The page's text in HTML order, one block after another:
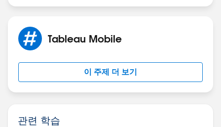
Sorry if this is not clear.
I would be happy to help in any way I can.
Thank you very much.
Haruka
Tableau Mobile
이 주제 더 보기
관련 학습